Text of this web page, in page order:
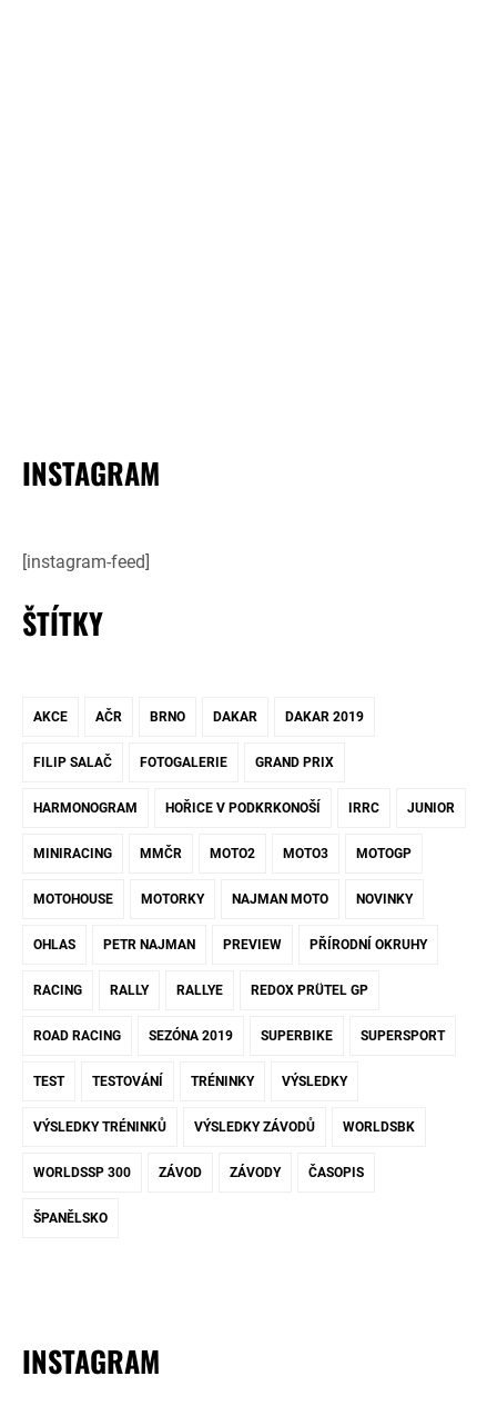
INSTAGRAM
[instagram-feed]
ŠTÍTKY
AKCE AČR BRNO DAKAR DAKAR 2019
FILIP SALAČ FOTOGALERIE GRAND PRIX
HARMONOGRAM HOŘICE V PODKRKONOŠÍ IRRC JUNIOR
MINIRACING MMČR MOTO2 MOTO3 MOTOGP
MOTOHOUSE MOTORKY NAJMAN MOTO NOVINKY
OHLAS PETR NAJMAN PREVIEW PŘÍRODNÍ OKRUHY
RACING RALLY RALLYE REDOX PRÜTEL GP
ROAD RACING SEZÓNA 2019 SUPERBIKE SUPERSPORT
TEST TESTOVÁNÍ TRÉNINKY VÝSLEDKY
VÝSLEDKY TRÉNINKŮ VÝSLEDKY ZÁVODŮ WORLDSBK
WORLDSSP 300 ZÁVOD ZÁVODY ČASOPIS
ŠPANĚLSKO
INSTAGRAM